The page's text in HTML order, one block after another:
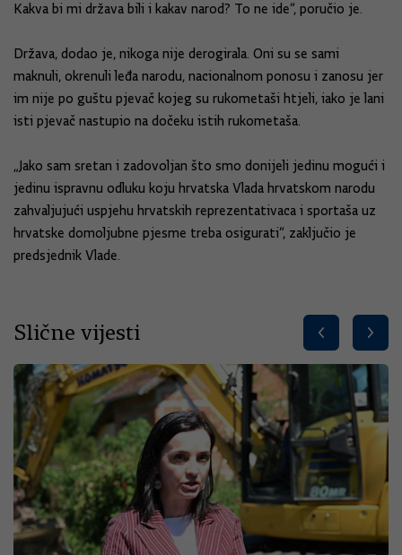
Kakva bi mi država bili i kakav narod? To ne ide“, poručio je.
Država, dodao je, nikoga nije derogirala. Oni su se sami
maknuli, okrenuli leđa narodu, nacionalnom ponosu i zanosu jer
im nije po guštu pjevač kojeg su rukometaši htjeli, iako je lani
isti pjevač nastupio na dočeku istih rukometaša.
„Jako sam sretan i zadovoljan što smo donijeli jedinu mogući i
jedinu ispravnu odluku koju hrvatska Vlada hrvatskom narodu
zahvaljujući uspjehu hrvatskih reprezentativaca i sportaša uz
hrvatske domoljubne pjesme treba osigurati“, zaključio je
predsjednik Vlade.
Slične vijesti